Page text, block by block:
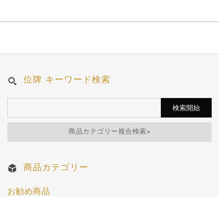
位牌 キーワード検索
商品カテゴリー複合検索>
商品カテゴリー
お勧め商品